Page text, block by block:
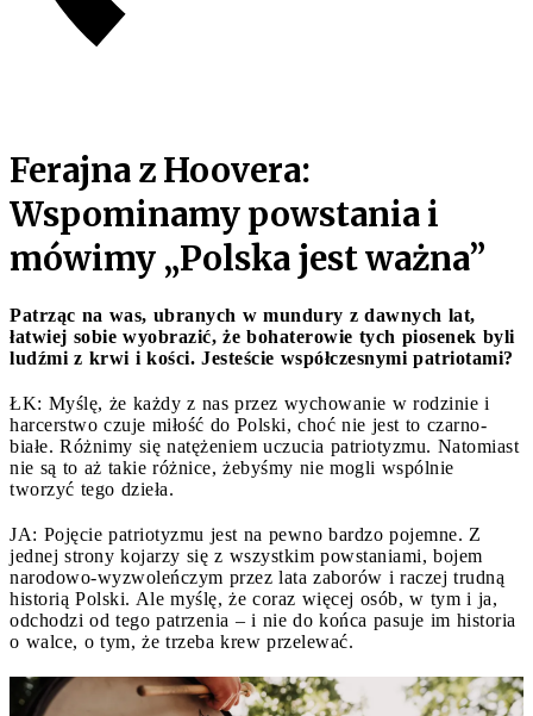
Ferajna z Hoovera:
Wspominamy powstania i
mówimy „Polska jest ważna”
Patrząc na was, ubranych w mundury z dawnych lat,
łatwiej sobie wyobrazić, że bohaterowie tych piosenek byli
ludźmi z krwi i kości. Jesteście współczesnymi patriotami?
ŁK: Myślę, że każdy z nas przez wychowanie w rodzinie i
harcerstwo czuje miłość do Polski, choć nie jest to czarno-
białe. Różnimy się natężeniem uczucia patriotyzmu. Natomiast
nie są to aż takie różnice, żebyśmy nie mogli wspólnie
tworzyć tego dzieła.
JA: Pojęcie patriotyzmu jest na pewno bardzo pojemne. Z
jednej strony kojarzy się z wszystkim powstaniami, bojem
narodowo-wyzwoleńczym przez lata zaborów i raczej trudną
historią Polski. Ale myślę, że coraz więcej osób, w tym i ja,
odchodzi od tego patrzenia – i nie do końca pasuje im historia
o walce, o tym, że trzeba krew przelewać.